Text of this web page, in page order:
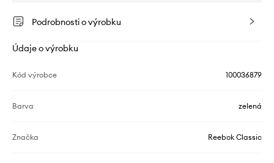
Podrobnosti o výrobku
Údaje o výrobku
Kód výrobce 100036879
Barva zelená
Značka Reebok Classic